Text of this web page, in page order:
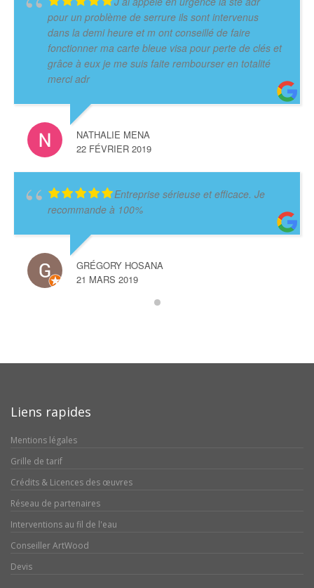
pour un problème de serrure ils sont intervenus
dans la demi heure et m ont conseillé de faire
fonctionner ma carte bleue visa pour perte de clés et
grâce à eux je me suis faite rembourser en totalité
merci adr
NATHALIE MENA
22 FÉVRIER 2019
Entreprise sérieuse et efficace. Je
recommande à 100%
GRÉGORY HOSANA
21 MARS 2019
Liens rapides
Mentions légales
Grille de tarif
Crédits & Licences des œuvres
Réseau de partenaires
Interventions au fil de l'eau
Conseiller ArtWood
Devis